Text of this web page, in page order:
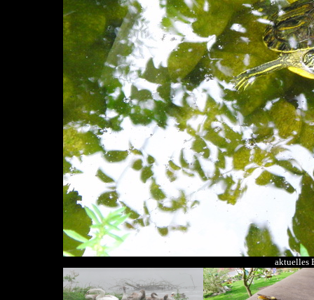
aktuelles